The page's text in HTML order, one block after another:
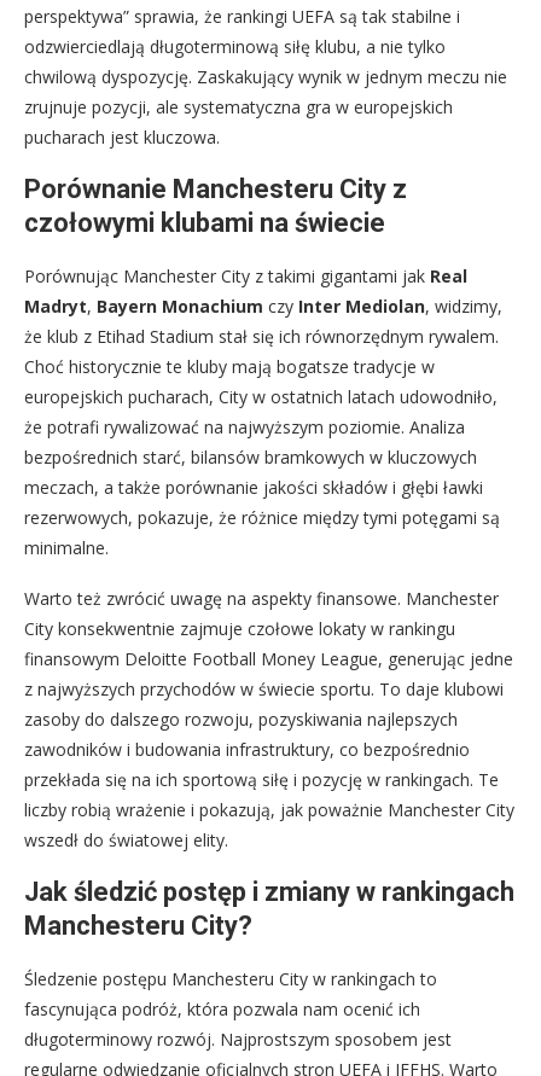
perspektywa” sprawia, że rankingi UEFA są tak stabilne i
odzwierciedlają długoterminową siłę klubu, a nie tylko
chwilową dyspozycję. Zaskakujący wynik w jednym meczu nie
zrujnuje pozycji, ale systematyczna gra w europejskich
pucharach jest kluczowa.
Porównanie Manchesteru City z
czołowymi klubami na świecie
Porównując Manchester City z takimi gigantami jak Real
Madryt, Bayern Monachium czy Inter Mediolan, widzimy,
że klub z Etihad Stadium stał się ich równorzędnym rywalem.
Choć historycznie te kluby mają bogatsze tradycje w
europejskich pucharach, City w ostatnich latach udowodniło,
że potrafi rywalizować na najwyższym poziomie. Analiza
bezpośrednich starć, bilansów bramkowych w kluczowych
meczach, a także porównanie jakości składów i głębi ławki
rezerwowych, pokazuje, że różnice między tymi potęgami są
minimalne.
Warto też zwrócić uwagę na aspekty finansowe. Manchester
City konsekwentnie zajmuje czołowe lokaty w rankingu
finansowym Deloitte Football Money League, generując jedne
z najwyższych przychodów w świecie sportu. To daje klubowi
zasoby do dalszego rozwoju, pozyskiwania najlepszych
zawodników i budowania infrastruktury, co bezpośrednio
przekłada się na ich sportową siłę i pozycję w rankingach. Te
liczby robią wrażenie i pokazują, jak poważnie Manchester City
wszedł do światowej elity.
Jak śledzić postęp i zmiany w rankingach
Manchesteru City?
Śledzenie postępu Manchesteru City w rankingach to
fascynująca podróż, która pozwala nam ocenić ich
długoterminowy rozwój. Najprostszym sposobem jest
regularne odwiedzanie oficjalnych stron UEFA i IFFHS. Warto